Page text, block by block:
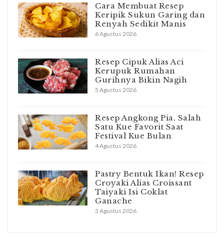
Cara Membuat Resep
Keripik Sukun Garing dan
Renyah Sedikit Manis
6 Agustus 2026
Resep Cipuk Alias Aci
Kerupuk Rumahan
Gurihnya Bikin Nagih
5 Agustus 2026
Resep Angkong Pia, Salah
Satu Kue Favorit Saat
Festival Kue Bulan
4 Agustus 2026
Pastry Bentuk Ikan! Resep
Croyaki Alias Croissant
Taiyaki Isi Coklat
Ganache
3 Agustus 2026